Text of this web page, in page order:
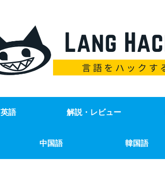
英語 解説・レビュー
中国語 韓国語